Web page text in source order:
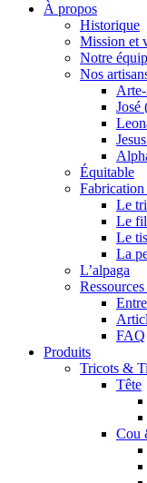
À propos
Historique
Mission et
Notre
Nos
José
Équitable
Fabrication
Le
Le
Le
La
L’alpaga
FAQ
Produits
Tricots &
Tête
Cou